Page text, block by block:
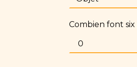
Combien font